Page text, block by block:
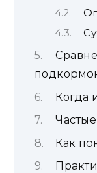
Когда
Как